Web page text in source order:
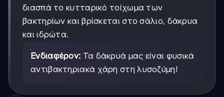
διασπά το κυτταρικό τοίχωμα των
βακτηρίων και βρίσκεται στο σάλιο, δάκρυα
και ιδρώτα.
Ενδιαφέρον: Τα δάκρυά μας είναι φυσικά
αντιβακτηριακά χάρη στη λυσοζύμη!